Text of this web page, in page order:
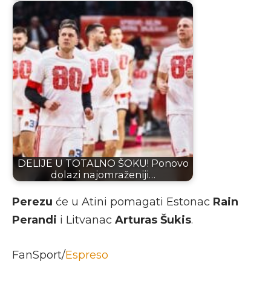
DELIJE U TOTALNO ŠOKU! Ponovo
dolazi najomraženiji…
Perezu će u Atini pomagati Estonac Rain
Perandi i Litvanac Arturas Šukis.
FanSport/Espreso